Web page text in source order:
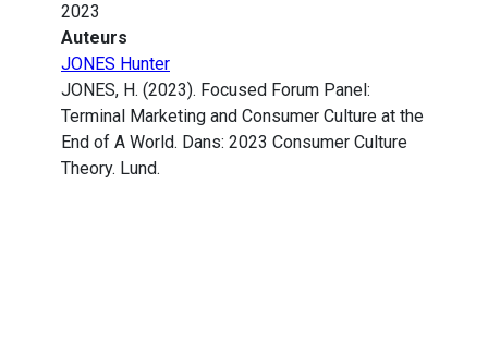
2023
Auteurs
JONES Hunter
JONES, H. (2023). Focused Forum Panel:
Terminal Marketing and Consumer Culture at the
End of A World. Dans: 2023 Consumer Culture
Theory. Lund.